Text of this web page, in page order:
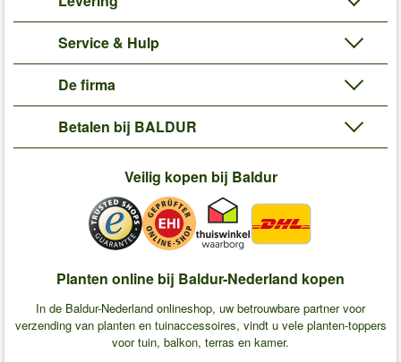
Service & Hulp
De firma
Betalen bij BALDUR
Veilig kopen bij Baldur
Planten online bij Baldur-Nederland kopen
In de Baldur-Nederland onlineshop, uw betrouwbare partner voor
verzending van planten en tuinaccessoires, vindt u vele planten-toppers
voor tuin, balkon, terras en kamer.